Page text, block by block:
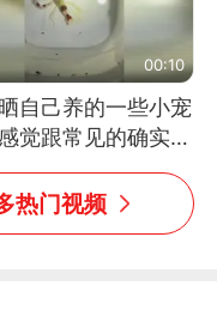
00:10
自己养的一些小宠
觉跟常见的确实有
样
热门视频